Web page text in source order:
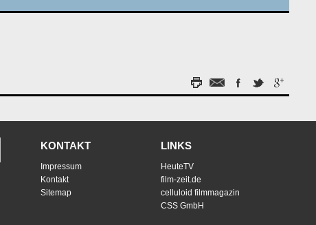
KONTAKT
Impressum
Kontakt
Sitemap
LINKS
HeuteTV
film-zeit.de
celluloid filmmagazin
CSS GmbH